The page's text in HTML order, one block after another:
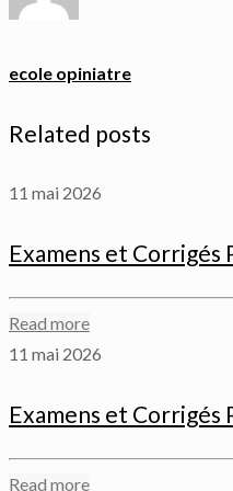
ecole opiniatre
Related posts
11 mai 2026
Examens et
Read more
11 mai 2026
Examens et
Read more